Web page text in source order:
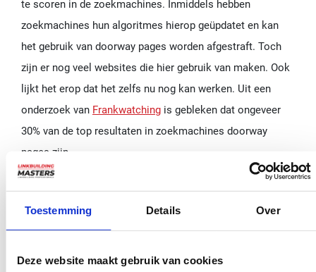
Toestemming Details Over
Deze website maakt gebruik van cookies
te scoren in de zoekmachines. Inmiddels hebben
zoekmachines hun algoritmes hierop geüpdatet en kan
het gebruik van doorway pages worden afgestraft. Toch
zijn er nog veel websites die hier gebruik van maken. Ook
lijkt het erop dat het zelfs nu nog kan werken. Uit een
onderzoek van Frankwatching is gebleken dat ongeveer
30% van de top resultaten in zoekmachines doorway
pages zijn.
Je zou er dus voor kunnen kiezen om alsnog gebruik te
maken van brugpagina’s. Dit zou een tijdje goed voor je
SEO kunnen werken. Hiermee kun je op meerdere